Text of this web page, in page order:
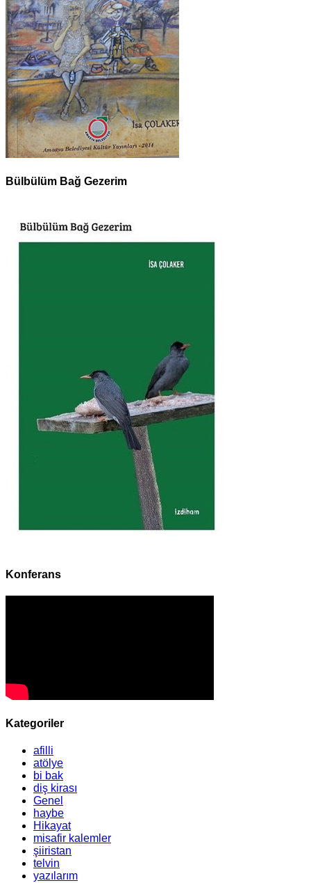
Bülbülüm Bağ Gezerim
Konferans
Kategoriler
afilli
atölye
bi bak
diş kirası
Genel
haybe
Hikayat
misafir kalemler
şiiristan
telvin
yazılarım